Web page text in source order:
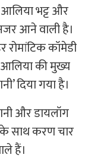
भट्ट और
आने वाली है।
कॉमेडी
की मुख्य
दिया गया है।
और डायलॉग
साथ करण चार
हैं।